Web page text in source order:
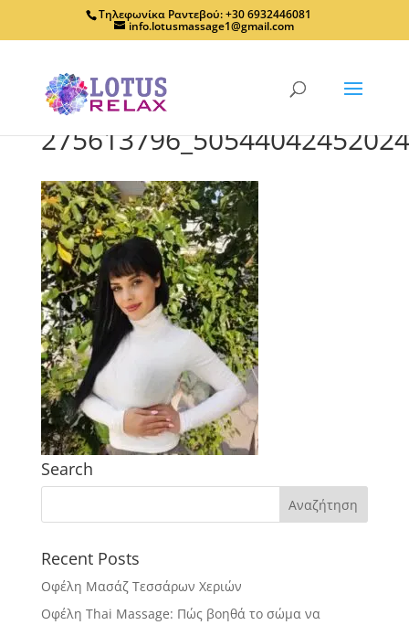
Τηλεφωνίκα Ραντεβού: +30 6932446081
info.lotusmassage1@gmail.com
Search
Recent Posts
Οφέλη Μασάζ Τεσσάρων Χεριών
Οφέλη Thai Massage: Πώς βοηθά το σώμα να